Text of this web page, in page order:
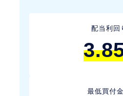
配当利回
最低買付